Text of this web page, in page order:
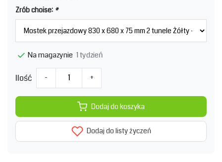
Zrób choise: *
Na magazynie 1 tydzień
Ilość - +
Dodaj do koszyka
Dodaj do listy życzeń